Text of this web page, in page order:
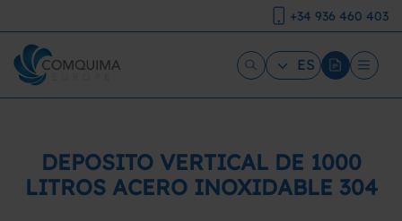
+34 936 460 403
ES
DEPOSITO VERTICAL DE 1000
LITROS ACERO INOXIDABLE 304